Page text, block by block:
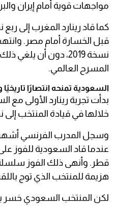
مواجهات قوية أمام إيران
قبل الخسارة أمام مصر.
نسخة 2019، دون أن
المسرح العالمي.
السعودية تمنحه انتصارًا
خلالها في قيادة المنتخب إلى
وسجل المدرب الفرنسي أشهر
هزيمة للمنتخب الذي توج
لكن المنتخب السعودي خسر